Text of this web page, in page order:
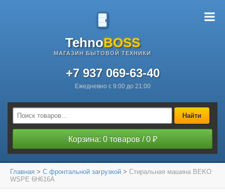
TehnoBOSS
МАГАЗИН БЫТОВОЙ ТЕХНИКИ
+7 937 069-63-40
Ежедневно с 9:00 до 21:00
Найти
Корзина: 0 товаров / 0 ₽
Главная > С фронтальной загрузкой > Стиральная машина BEKO
WSPE 6H616A